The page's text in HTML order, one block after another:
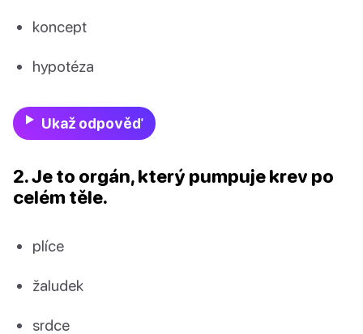
koncept
hypotéza
Ukaž odpověď
2. Je to orgán, který pumpuje krev po
celém těle.
plíce
žaludek
srdce